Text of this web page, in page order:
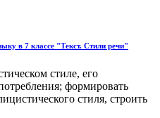
в 7 классе "Текст. Стили речи"
стиле, его
формировать
стиля, строить